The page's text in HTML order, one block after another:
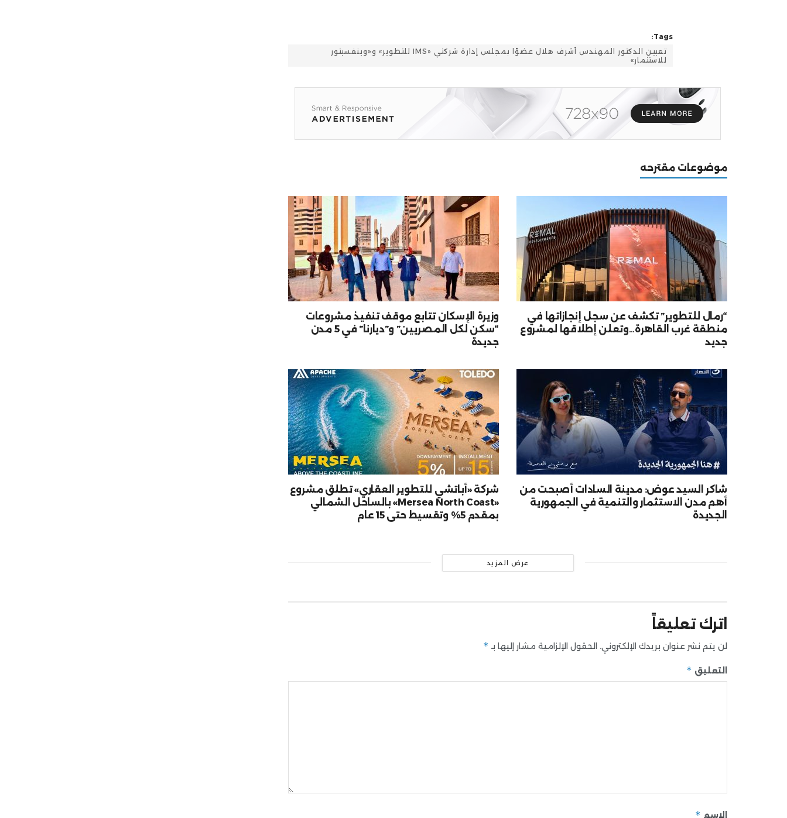
Tags:
تعيين الدكتور المهندس أشرف هلال عضوًا بمجلس إدارة شركتي «IMS للتطوير» و«وينفسيتور
للاستثمار»
موضوعات مقترحه
“رمال للتطوير” تكشف عن سجل إنجازاتها في
منطقة غرب القاهرة…وتعلن إطلاقها لمشروع
جديد
وزيرة الإسكان تتابع موقف تنفيذ مشروعات
“سكن لكل المصريين” و”ديارنا” في 5 مدن
جديدة
شاكر السيد عوض: مدينة السادات أصبحت من
أهم مدن الاستثمار والتنمية في الجمهورية
الجديدة
شركة «أباتشي للتطوير العقاري» تطلق مشروع
«Mersea North Coast» بالساحل الشمالي
بمقدم 5% وتقسيط حتى 15 عام
عرض المزيد
اترك تعليقاً
لن يتم نشر عنوان بريدك الإلكتروني. الحقول الإلزامية مشار إليها بـ *
التعليق *
الاسم *